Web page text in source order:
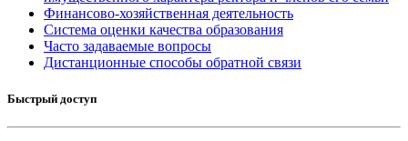
Финансово-хозяйственная деятельность
Система оценки качества образования
Часто задаваемые вопросы
Дистанционные способы обратной связи
Быстрый доступ